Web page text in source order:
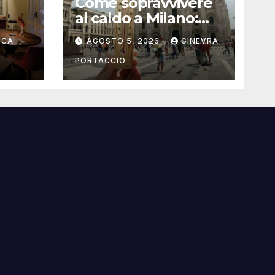
al caldo a Milano:
consigli pratici
AGOSTO 5, 2026 GINEVRA
PORTACCIO